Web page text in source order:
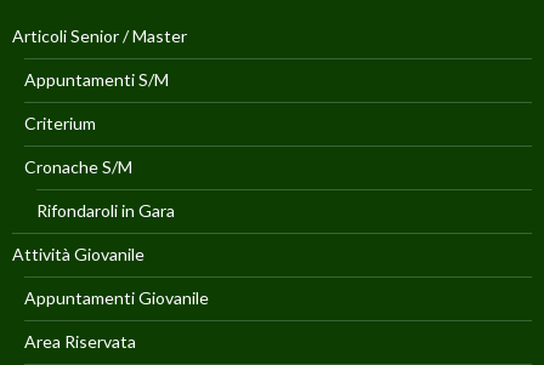
Articoli Senior / Master
Appuntamenti S/M
Criterium
Cronache S/M
Rifondaroli in Gara
Attività Giovanile
Appuntamenti Giovanile
Area Riservata